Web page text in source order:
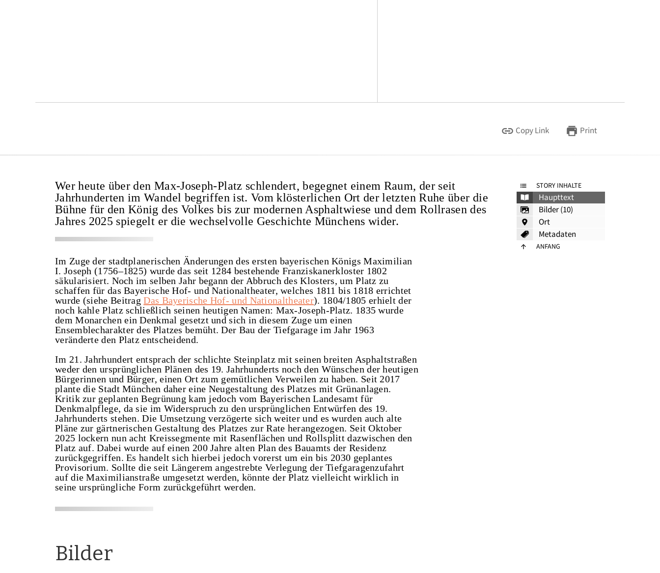
Copy Link Print
STORY INHALTE
Haupttext
Bilder (10)
Ort
Metadaten
ANFANG
Wer heute über den Max-Joseph-Platz schlendert, begegnet einem Raum, der seit
Jahrhunderten im Wandel begriffen ist. Vom klösterlichen Ort der letzten Ruhe über die
Bühne für den König des Volkes bis zur modernen Asphaltwiese und dem Rollrasen des
Jahres 2025 spiegelt er die wechselvolle Geschichte Münchens wider.
Im Zuge der stadtplanerischen Änderungen des ersten bayerischen Königs Maximilian
I. Joseph (1756–1825) wurde das seit 1284 bestehende Franziskanerkloster 1802
säkularisiert. Noch im selben Jahr begann der Abbruch des Klosters, um Platz zu
schaffen für das Bayerische Hof- und Nationaltheater, welches 1811 bis 1818 errichtet
wurde (siehe BeitragDas Bayerische Hof- und Nationaltheater). 1804/1805 erhielt der
noch kahle Platz schließlich seinen heutigen Namen: Max-Joseph-Platz. 1835 wurde
dem Monarchen ein Denkmal gesetzt und sich in diesem Zuge um einen
Ensemblecharakter des Platzes bemüht. Der Bau der Tiefgarage im Jahr 1963
veränderte den Platz entscheidend.
Im 21. Jahrhundert entsprach der schlichte Steinplatz mit seinen breiten Asphaltstraßen
weder den ursprünglichen Plänen des 19. Jahrhunderts noch den Wünschen der heutigen
Bürgerinnen und Bürger, einen Ort zum gemütlichen Verweilen zu haben. Seit 2017
plante die Stadt München daher eine Neugestaltung des Platzes mit Grünanlagen.
Kritik zur geplanten Begrünung kam jedoch vom Bayerischen Landesamt für
Denkmalpflege, da sie im Widerspruch zu den ursprünglichen Entwürfen des 19.
Jahrhunderts stehen. Die Umsetzung verzögerte sich weiter und es wurden auch alte
Pläne zur gärtnerischen Gestaltung des Platzes zur Rate herangezogen. Seit Oktober
2025 lockern nun acht Kreissegmente mit Rasenflächen und Rollsplitt dazwischen den
Platz auf. Dabei wurde auf einen 200 Jahre alten Plan des Bauamts der Residenz
zurückgegriffen. Es handelt sich hierbei jedoch vorerst um ein bis 2030 geplantes
Provisorium. Sollte die seit Längerem angestrebte Verlegung der Tiefgaragenzufahrt
auf die Maximilianstraße umgesetzt werden, könnte der Platz vielleicht wirklich in
seine ursprüngliche Form zurückgeführt werden.
Bilder